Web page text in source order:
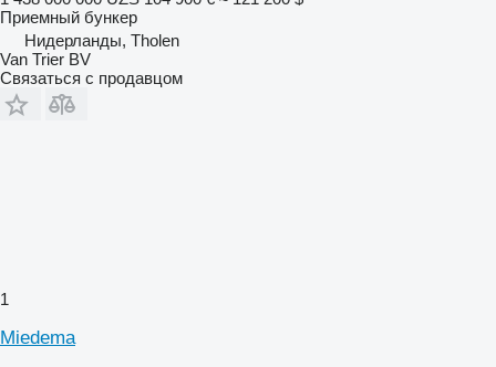
Приемный бункер
Нидерланды, Tholen
Van Trier BV
Связаться с продавцом
1
Miedema